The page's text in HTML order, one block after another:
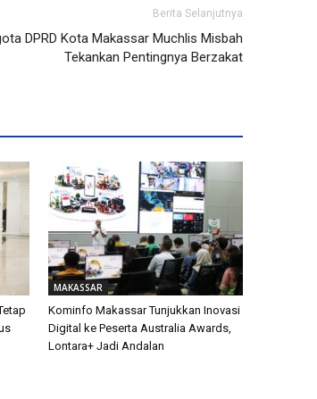
Berita Selanjutnya
DPRD Kota Makassar Muchlis Misbah
Tekankan Pentingnya Berzakat
MAKASSAR
Kominfo Makassar Tunjukkan Inovasi
Digital ke Peserta Australia Awards,
Lontara+ Jadi Andalan